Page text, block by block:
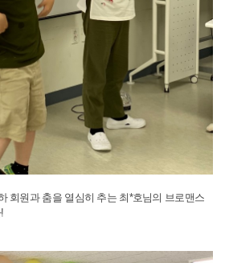
회원과 춤을 열심히 추는 최*호님의 브로맨스